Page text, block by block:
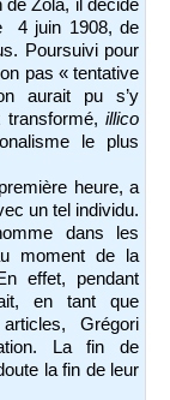
de Zola, il décide
4 juin 1908, de
Poursuivi pour
pas « tentative
aurait pu s’y
illico
le plus
heure, a
un tel individu.
dans les
moment de la
effet, pendant
en tant que
Grégori
La fin de
la fin de leur